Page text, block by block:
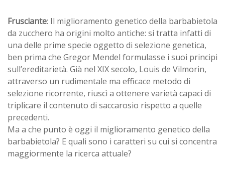
Frusciante: Il miglioramento genetico della barbabietola
da zucchero ha origini molto antiche: si tratta infatti di
una delle prime specie oggetto di selezione genetica,
ben prima che Gregor Mendel formulasse i suoi principi
sull’ereditarietà. Già nel XIX secolo, Louis de Vilmorin,
attraverso un rudimentale ma efficace metodo di
selezione ricorrente, riuscì a ottenere varietà capaci di
triplicare il contenuto di saccarosio rispetto a quelle
precedenti.
Ma a che punto è oggi il miglioramento genetico della
barbabietola? E quali sono i caratteri su cui si concentra
maggiormente la ricerca attuale?